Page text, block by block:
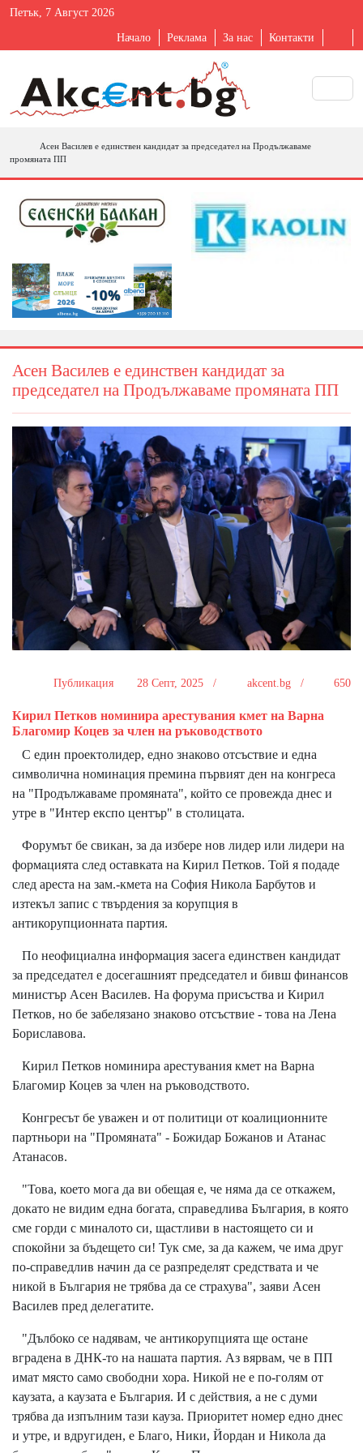
Петък, 7 Август 2026
Начало Реклама За нас Контакти
Асен Василев е единствен кандидат за председател на Продължаваме
промяната ПП
Асен Василев е единствен кандидат за
председател на Продължаваме промяната ПП
Публикация 28 Септ, 2025 / akcent.bg / 650
Кирил Петков номинира арестувания кмет на Варна
Благомир Коцев за член на ръководството
С един проектолидер, едно знаково отсъствие и една
символична номинация премина първият ден на конгреса
на "Продължаваме промяната", който се провежда днес и
утре в "Интер експо център" в столицата.
Форумът бе свикан, за да избере нов лидер или лидери на
формацията след оставката на Кирил Петков. Той я подаде
след ареста на зам.-кмета на София Никола Барбутов и
изтекъл запис с твърдения за корупция в
антикорупционната партия.
По неофициална информация засега единствен кандидат
за председател е досегашният председател и бивш финансов
министър Асен Василев. На форума присъства и Кирил
Петков, но бе забелязано знаково отсъствие - това на Лена
Бориславова.
Кирил Петков номинира арестувания кмет на Варна
Благомир Коцев за член на ръководството.
Конгресът бе уважен и от политици от коалиционните
партньори на "Промяната" - Божидар Божанов и Атанас
Атанасов.
"Това, което мога да ви обещая е, че няма да се откажем,
докато не видим една богата, справедлива България, в която
сме горди с миналото си, щастливи в настоящето си и
спокойни за бъдещето си! Тук сме, за да кажем, че има друг
по-справедлив начин да се разпределят средствата и че
никой в България не трябва да се страхува", заяви Асен
Василев пред делегатите.
"Дълбоко се надявам, че антикорупцията ще остане
вградена в ДНК-то на нашата партия. Аз вярвам, че в ПП
имат място само свободни хора. Никой не е по-голям от
каузата, а каузата е България. И с действия, а не с думи
трябва да изпълним тази кауза. Приоритет номер едно днес
и утре, и вдругиден, е Благо, Ники, Йордан и Никола да